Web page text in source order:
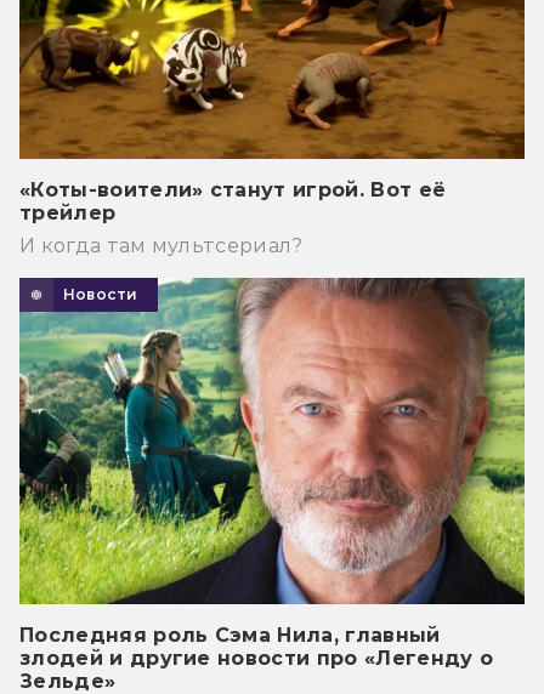
«Коты-воители» станут игрой. Вот её
трейлер
И когда там мультсериал?
Новости
Последняя роль Сэма Нила, главный
злодей и другие новости про «Легенду о
Зельде»